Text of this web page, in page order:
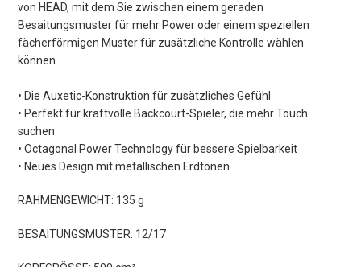
von HEAD, mit dem Sie zwischen einem geraden
Besaitungsmuster für mehr Power oder einem speziellen
fächerförmigen Muster für zusätzliche Kontrolle wählen
können.
• Die Auxetic-Konstruktion für zusätzliches Gefühl
• Perfekt für kraftvolle Backcourt-Spieler, die mehr Touch
suchen
• Octagonal Power Technology für bessere Spielbarkeit
• Neues Design mit metallischen Erdtönen
RAHMENGEWICHT: 135 g
BESAITUNGSMUSTER: 12/17